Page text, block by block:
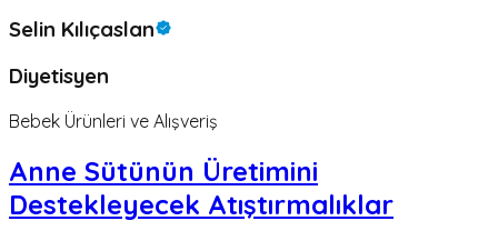
Selin Kılıçaslan
Diyetisyen
Bebek Ürünleri ve Alışveriş
Anne Sütünün Üretimini
Destekleyecek Atıştırmalıklar